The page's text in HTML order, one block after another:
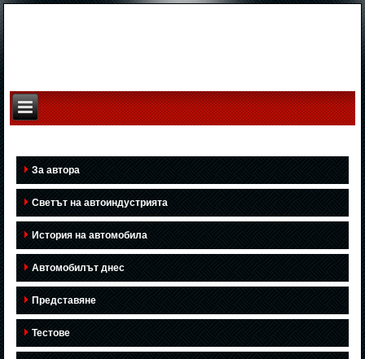
За автора
Светът на автоиндустрията
История на автомобила
Автомобилът днес
Представяне
Тестове